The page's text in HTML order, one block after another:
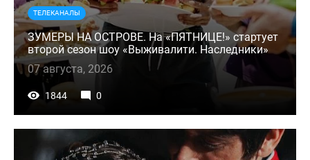
ТЕЛЕКАНАЛЫ
ЗУМЕРЫ НА ОСТРОВЕ. На «ПЯТНИЦЕ!» стартует
второй сезон шоу «Выживалити. Наследники»
07 августа, 2026
1844 0